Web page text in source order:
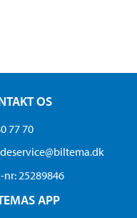
OS
77 70
nr: 25289846
APP